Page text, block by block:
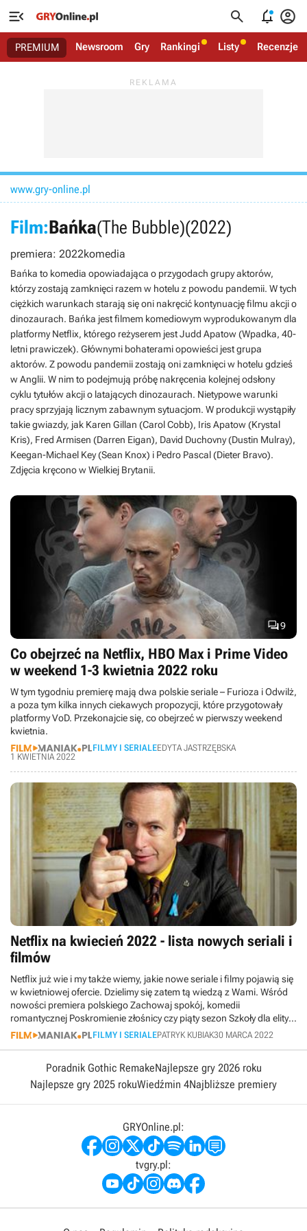
   
PREMIUM Newsroom Gry Rankingi Listy Recenzje
www.gry-online.pl
Film:Bańka(The Bubble)(2022)
premiera: 2022komedia
Bańka to komedia opowiadająca o przygodach grupy aktorów,
którzy zostają zamknięci razem w hotelu z powodu pandemii. W tych
ciężkich warunkach starają się oni nakręcić kontynuację filmu akcji o
dinozaurach. Bańka jest filmem komediowym wyprodukowanym dla
platformy Netflix, którego reżyserem jest Judd Apatow (Wpadka, 40-
letni prawiczek). Głównymi bohaterami opowieści jest grupa
aktorów. Z powodu pandemii zostają oni zamknięci w hotelu gdzieś
w Anglii. W nim to podejmują próbę nakręcenia kolejnej odsłony
cyklu tytułów akcji o latających dinozaurach. Nietypowe warunki
pracy sprzyjają licznym zabawnym sytuacjom. W produkcji wystąpiły
takie gwiazdy, jak Karen Gillan (Carol Cobb), Iris Apatow (Krystal
Kris), Fred Armisen (Darren Eigan), David Duchovny (Dustin Mulray),
Keegan-Michael Key (Sean Knox) i Pedro Pascal (Dieter Bravo).
Zdjęcia kręcono w Wielkiej Brytanii.
9
Co obejrzeć na Netflix, HBO Max i Prime Video
w weekend 1-3 kwietnia 2022 roku
W tym tygodniu premierę mają dwa polskie seriale – Furioza i Odwilż,
a poza tym kilka innych ciekawych propozycji, które przygotowały
platformy VoD. Przekonajcie się, co obejrzeć w pierwszy weekend
kwietnia.
FILMY I SERIALEEDYTA JASTRZĘBSKA
1 KWIETNIA 2022
Netflix na kwiecień 2022 - lista nowych seriali i
filmów
Netflix już wie i my także wiemy, jakie nowe seriale i filmy pojawią się
w kwietniowej ofercie. Dzielimy się zatem tą wiedzą z Wami. Wśród
nowości premiera polskiego Zachowaj spokój, komedii
romantycznej Poskromienie złośnicy czy piąty sezon Szkoły dla elity i
finałowe odcinki Ozark.FILMY I SERIALEPATRYK KUBIAK30 MARCA 2022
Poradnik Gothic RemakeNajlepsze gry 2026 roku
Najlepsze gry 2025 rokuWiedźmin 4Najbliższe premiery
GRYOnline.pl:
tvgry.pl: